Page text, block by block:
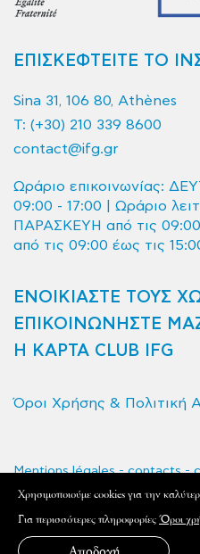
ΕΠΙΣΚΕΦΤΕΙΤΕ ΤΟ
Sina 31, 106 80, Athènes
T: (+30) 210 339 8600
contact@ifg.gr
Ωράριο επικοινωνίας:
09:00 - 17:00 | Ωράριο
ΠΑΡΑΣΚΕΥΗ από τις
από τις 09:00 έως τις
ΕΝΟΙΚΙΑΣΤΕ ΤΟΥΣ
ΕΠΙΚΟΙΝΩΝΗΣΤΕ
Η ΚΑΡΤΑ CLUB IFG
Όροι Χρήσης & Πολιτική
Mentions légales - contacts -
Grèce 2020 - Tous droits
L'Institut français de Grèce
d'action culturelle de
Xρησιμοποιούμε cookies για την
Για περισσότερες πληροφορίεςΌροι